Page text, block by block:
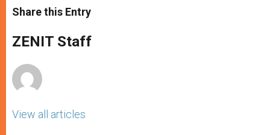
t
s
p
p
s
e
g
e
e
b
o
k
Share this Entry
ZENIT Staff
View all articles